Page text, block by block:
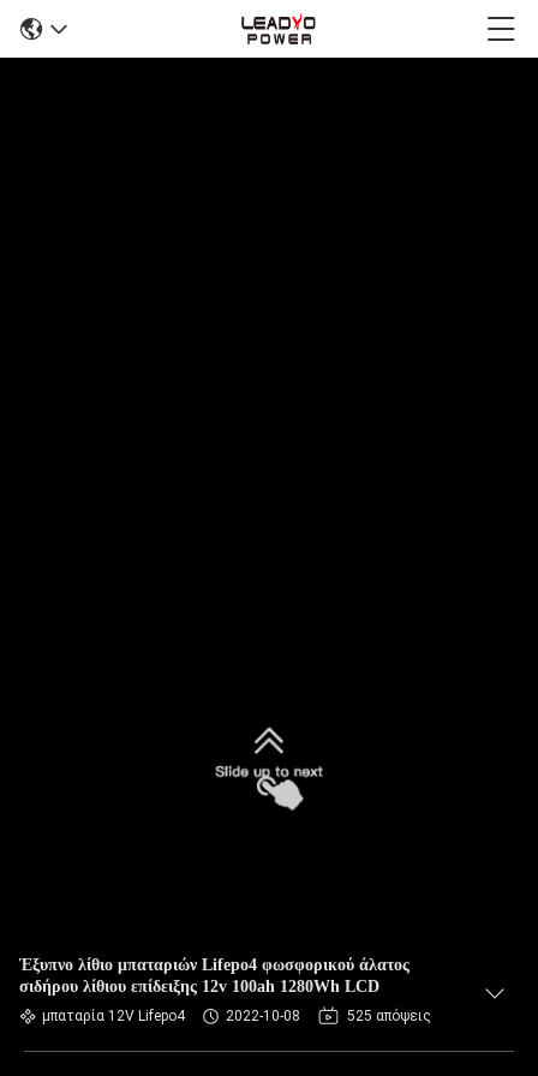
Έξυπνο λίθιο μπαταριών Lifepo4 φωσφορικού άλατος
σιδήρου λίθιου επίδειξης 12v 100ah 1280Wh LCD
μπαταρία 12V Lifepo4 2022-10-08 525 απόψεις